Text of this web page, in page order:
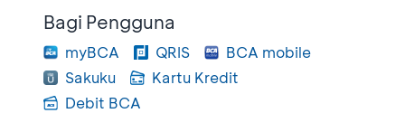
Bagi Pengguna
myBCA QRIS
BCA mobile
Sakuku
Kartu Kredit
Debit BCA